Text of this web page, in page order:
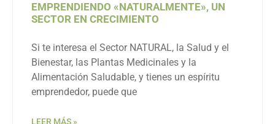
EMPRENDIENDO «NATURALMENTE», UN
SECTOR EN CRECIMIENTO
Si te interesa el Sector NATURAL, la Salud y el
Bienestar, las Plantas Medicinales y la
Alimentación Saludable, y tienes un espíritu
emprendedor, puede que
LEER MÁS »